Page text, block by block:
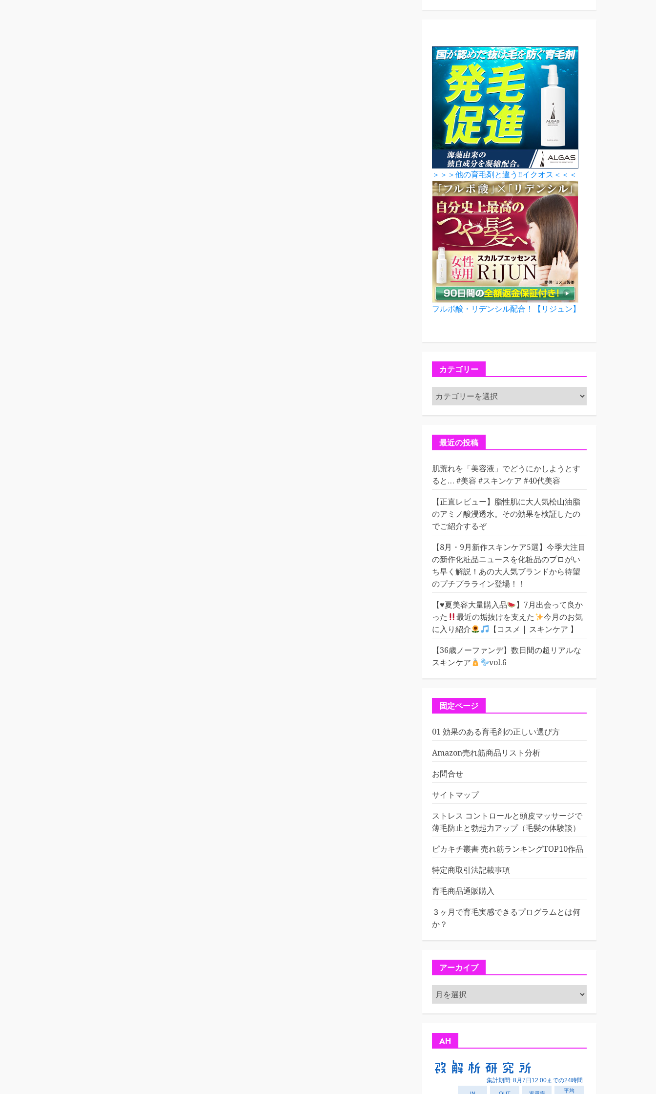
＞＞＞他の育毛剤と違う‼イクオス＜＜＜
フルボ酸・リデンシル配合！【リジュン】
カテゴリー
カ
テ
ゴ
ー最近の投稿
肌荒れを「美容液」でどうにかしようとす
ると… #美容 #スキンケア #40代美容
【正直レビュー】脂性肌に大人気松山油脂
のアミノ酸浸透水。その効果を検証したの
でご紹介するぞ
【8月・9月新作スキンケア5選】今季大注目
の新作化粧品ニュースを化粧品のプロがい
ち早く解説！あの大人気ブランドから待望
のプチプラライン登場！！
【♥️夏美容大量購入品
】7月出会って良か
った
最近の垢抜けを支えた
今月のお気
に入り紹介
【コスメ | スキンケア 】
【36歳ノーファンデ】数日間の超リアルな
スキンケア
vol.6
固定ページ
01 効果のある育毛剤の正しい選び方
Amazon売れ筋商品リスト分析
お問合せ
サイトマップ
ストレス コントロールと頭皮マッサージで
薄毛防止と勃起力アップ（毛髪の体験談）
ピカキチ叢書 売れ筋ランキングTOP10作品
特定商取引法記載事項
育毛商品通販購入
３ヶ月で育毛実感できるプログラムとは何
か？
アーカイブ
ア
ー
カ
AH